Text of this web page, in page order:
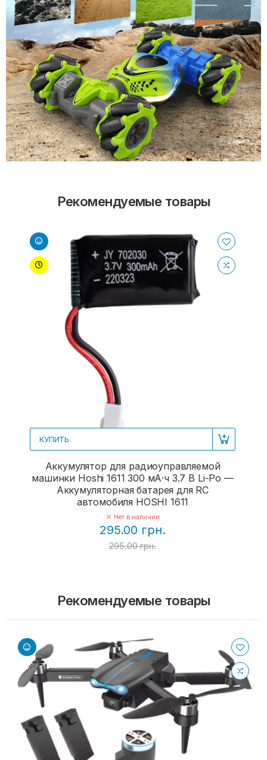
Рекомендуемые товары
КУПИТЬ
Аккумулятор для радиоуправляемой
машинки Hoshi 1611 300 мА·ч 3.7 В Li-Po —
Аккумуляторная батарея для RC
автомобиля HOSHI 1611
Нет в наличии
295.00 грн.
295.00 грн.
Рекомендуемые товары